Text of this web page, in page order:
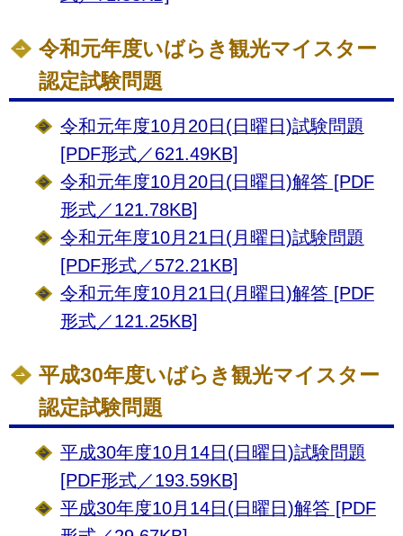
令和元年度いばらき観光マイスター
認定試験問題
令和元年度10月20日(日曜日)試験問題
[PDF形式／621.49KB]
令和元年度10月20日(日曜日)解答 [PDF
形式／121.78KB]
令和元年度10月21日(月曜日)試験問題
[PDF形式／572.21KB]
令和元年度10月21日(月曜日)解答 [PDF
形式／121.25KB]
平成30年度いばらき観光マイスター
認定試験問題
平成30年度10月14日(日曜日)試験問題
[PDF形式／193.59KB]
平成30年度10月14日(日曜日)解答 [PDF